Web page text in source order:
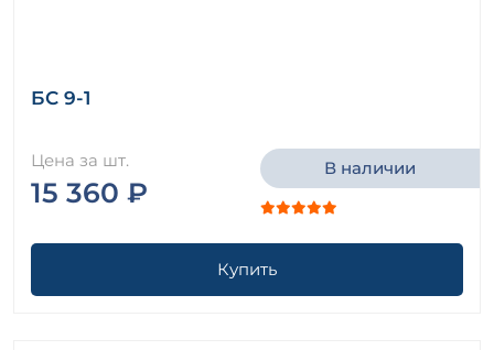
БС 9-1
Цена за шт.
15 360 ₽
В наличии
Купить